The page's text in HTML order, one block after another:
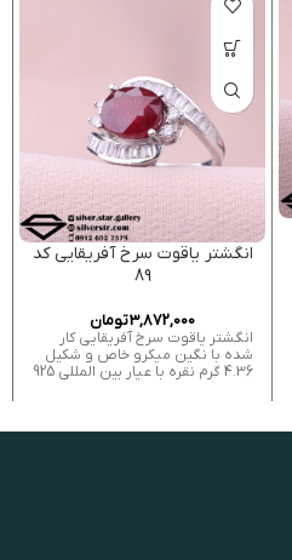
انگشتر یاقوت سرخ آفریقایی کد
89
3,872,000تومان
انگشتر یاقوت سرخ آفریقایی کار
شده با نگین میکرو خاص و شکیل
4.36 گرم نقره با عیار بین المللی 925